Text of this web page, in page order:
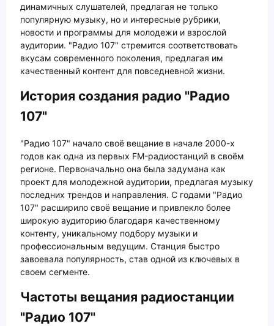
динамичных слушателей, предлагая не только
популярную музыку, но и интересные рубрики,
новости и программы для молодежи и взрослой
аудитории. "Радио 107" стремится соответствовать
вкусам современного поколения, предлагая им
качественный контент для повседневной жизни.
История создания радио "Радио
107"
"Радио 107" начало своё вещание в начале 2000-х
годов как одна из первых FM-радиостанций в своём
регионе. Первоначально она была задумана как
проект для молодежной аудитории, предлагая музыку
последних трендов и направления. С годами "Радио
107" расширило своё вещание и привлекло более
широкую аудиторию благодаря качественному
контенту, уникальному подбору музыки и
профессиональным ведущим. Станция быстро
завоевала популярность, став одной из ключевых в
своем сегменте.
Частоты вещания радиостанции
"Радио 107"